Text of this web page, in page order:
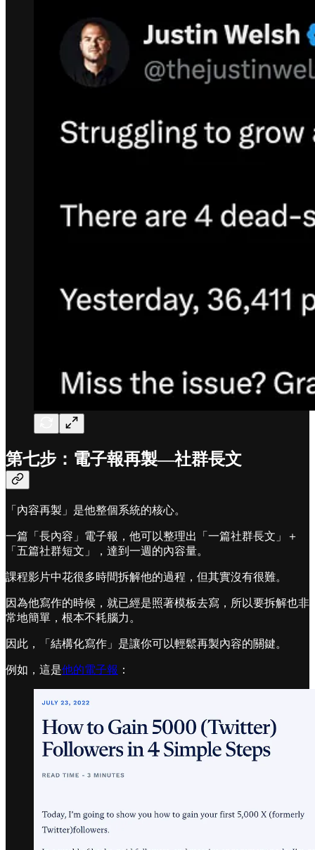
第七步：電子報再製—社群長文
「內容再製」是他整個系統的核心。
一篇「長內容」電子報，他可以整理出「一篇社群長文」＋
「五篇社群短文」，達到一週的內容量。
課程影片中花很多時間拆解他的過程，但其實沒有很難。
因為他寫作的時候，就已經是照著模板去寫，所以要拆解也非
常地簡單，根本不耗腦力。
因此，「結構化寫作」是讓你可以輕鬆再製內容的關鍵。
例如，這是他的電子報 ：